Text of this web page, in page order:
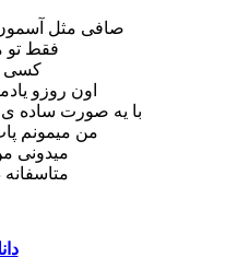
صافی مثل
فقط تو
کسی
اون روزو
با یه صورت ساده
من میمونم
میدونی
متاسفانه